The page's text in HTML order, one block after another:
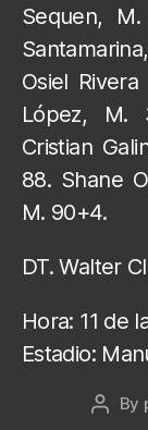
Sequen,
Osiel
López, M.
Cristian
88. Shane
M. 90+4.
DT. Walter
Hora: 11 de
Estadio:
Post
By